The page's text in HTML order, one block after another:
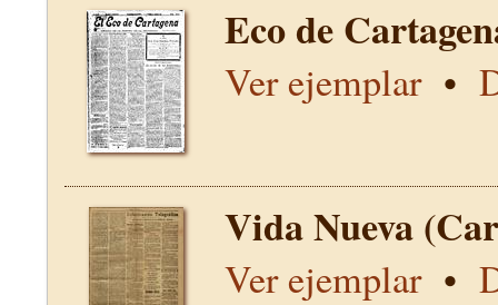
Eco de
Ver ejemplar•
Vida Nueva
Ver ejemplar•